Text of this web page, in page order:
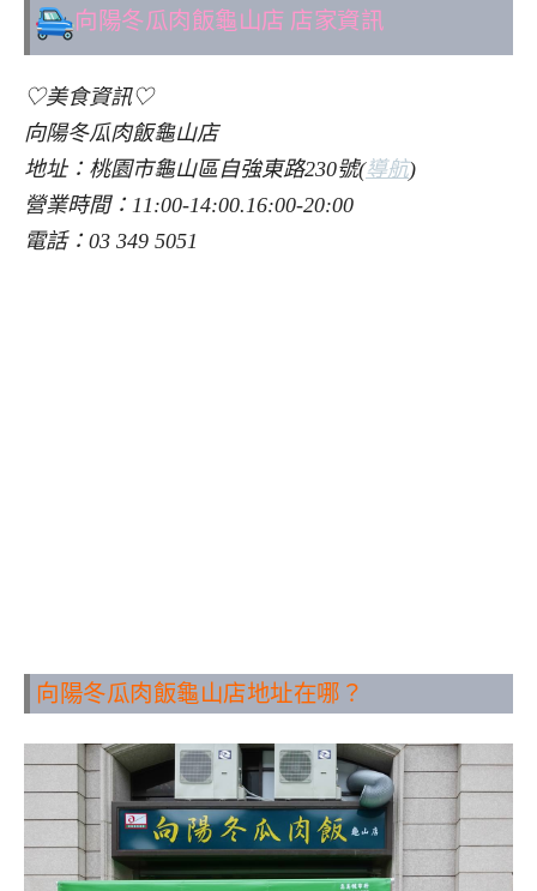
向陽冬瓜肉飯龜山店 店家資訊
♡美食資訊♡
向陽冬瓜肉飯龜山店
地址：桃園市龜山區自強東路230號(導航)
營業時間：11:00-14:00.16:00-20:00
電話：03 349 5051
向陽冬瓜肉飯龜山店地址在哪？